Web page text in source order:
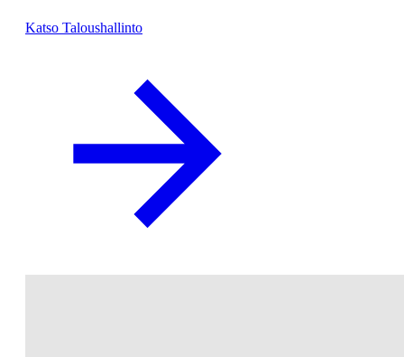
Katso Taloushallinto